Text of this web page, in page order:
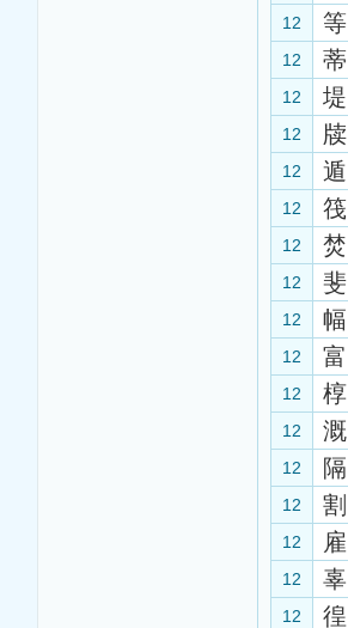
12
等
12
蒂
12
堤
12
牍
12
遁
12
筏
12
焚
12
斐
12
幅
12
富
12
椁
12
溉
12
隔
12
割
12
雇
12
辜
12
徨